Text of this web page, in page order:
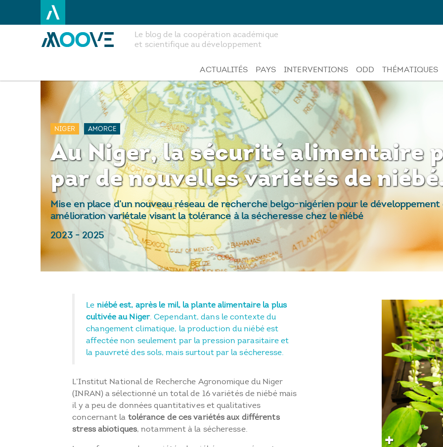
principal
Le blog de la coopération académique
et scientifique au développement
ACTUALITÉS PAYS INTERVENTIONS ODD THÉMATIQUES
NIGER AMORCE
Au Niger, la sécurité alimentaire
par de nouvelles variétés de
Mise en place d’un nouveau réseau de recherche belgo-nigérien pour le développement
amélioration variétale visant la tolérance à la sécheresse chez le niébé
2023- 2025
Le niébé est, après le mil, la plante alimentaire la plus
cultivée au Niger. Cependant, dans le contexte du
changement climatique, la production du niébé est
affectée non seulement par la pression parasitaire et
la pauvreté des sols, mais surtout par la sécheresse.
L’Institut National de Recherche Agronomique du Niger
(INRAN) a sélectionné un total de 16 variétés de niébé mais
il y a peu de données quantitatives et qualitatives
concernant la tolérance de ces variétés aux différents
stress abiotiques, notamment à la sécheresse.